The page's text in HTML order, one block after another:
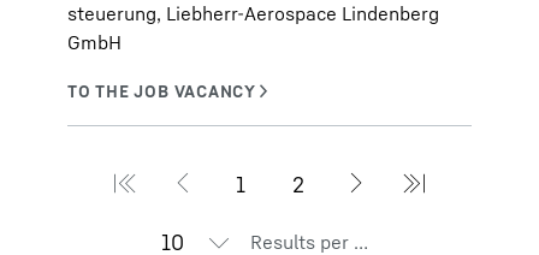
steuerung, Liebherr-Aerospace Lindenberg
GmbH
Results per page